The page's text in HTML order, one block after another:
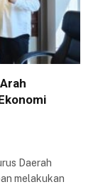
Daerah
melakukan